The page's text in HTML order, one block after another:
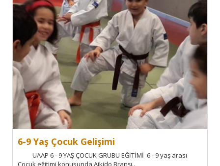
6-9 Yaş Çocuk Gelişimi
UAAP 6 - 9 YAŞ ÇOCUK GRUBU EĞİTİMİ 6 - 9 yaş arası
Çocuk eğitimi konusunda Aikido Branşı..